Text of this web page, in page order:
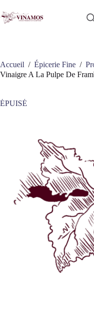
au
contenu
Accueil / Épicerie Fine /
Vinaigre A La Pulpe De
ÉPUISÉ